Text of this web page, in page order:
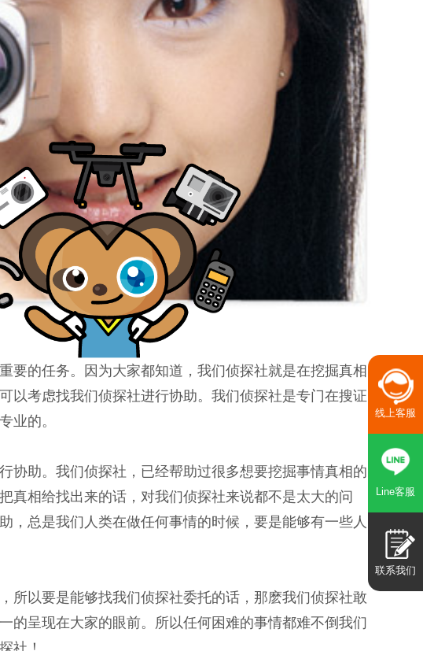
要的任务。因为大家都知道，我们侦探社就是在挖掘真相
以考虑找我们侦探社进行协助。我们侦探社是专门在搜证
业的。
协助。我们侦探社，已经帮助过很多想要挖掘事情真相的
真相给找出来的话，对我们侦探社来说都不是太大的问
，总是我们人类在做任何事情的时候，要是能够有一些人
所以要是能够找我们侦探社委托的话，那麽我们侦探社敢
的呈现在大家的眼前。所以任何困难的事情都难不倒我们
线上客服
Line客服
联系我们